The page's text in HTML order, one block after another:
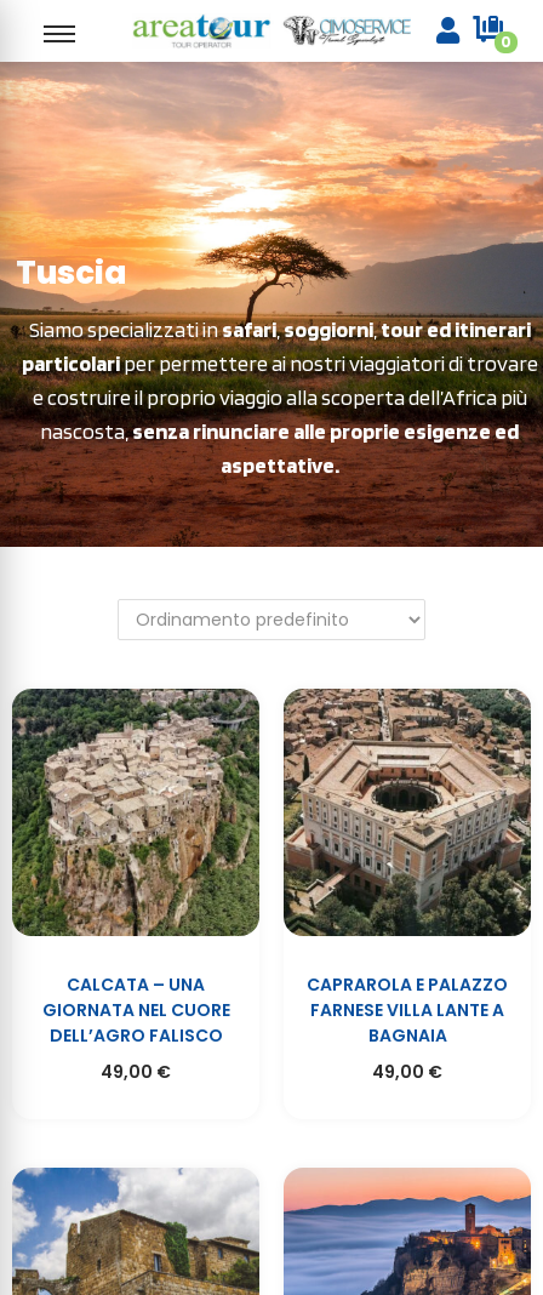
0
Tuscia
Siamo specializzati insafari,soggiorni,tour ed itinerari
particolariper permettere ai nostri viaggiatori di trovare
e costruire il proprio viaggio alla scoperta dell’Africa più
nascosta,senza rinunciare alle proprie esigenze ed
aspettative.
CALCATA – UNA
GIORNATA NEL CUORE
DELL’AGRO FALISCO
49,00 €
CAPRAROLA E PALAZZO
FARNESE VILLA LANTE A
BAGNAIA
49,00 €